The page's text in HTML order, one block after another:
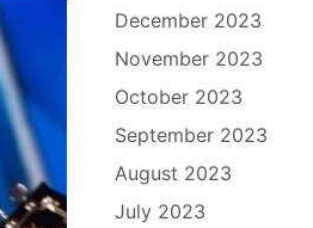
December 2023
November 2023
October 2023
September 2023
August 2023
July 2023